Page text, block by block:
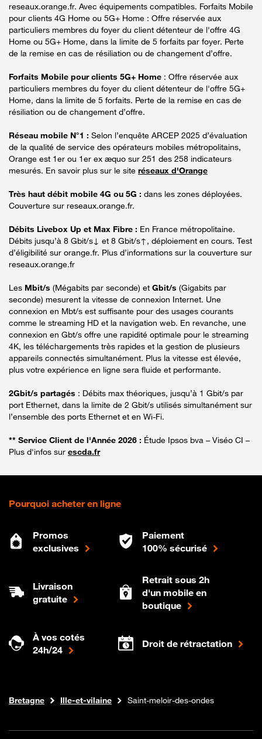
reseaux.orange.fr. Avec équipements compatibles. Forfaits Mobile
pour clients 4G Home ou 5G+ Home : Offre réservée aux
particuliers membres du foyer du client détenteur de l'offre 4G
Home ou 5G+ Home, dans la limite de 5 forfaits par foyer. Perte
de la remise en cas de résiliation ou de changement d’offre.
Forfaits Mobile pour clients 5G+ Home : Offre réservée aux
particuliers membres du foyer du client détenteur de l'offre 5G+
Home, dans la limite de 5 forfaits. Perte de la remise en cas de
résiliation ou de changement d’offre.
Réseau mobile N°1 : Selon l’enquête ARCEP 2025 d’évaluation
de la qualité de service des opérateurs mobiles métropolitains,
Orange est 1er ou 1er ex æquo sur 251 des 258 indicateurs
mesurés. En savoir plus sur le site réseaux d'Orange
Très haut débit mobile 4G ou 5G : dans les zones déployées.
Couverture sur reseaux.orange.fr.
Débits Livebox Up et Max Fibre : En France métropolitaine.
Débits jusqu’à 8 Gbit/s↓ et 8 Gbit/s↑, déploiement en cours. Test
d’éligibilité sur orange.fr. Plus d’informations sur la couverture sur
reseaux.orange.fr
Les Mbit/s (Mégabits par seconde) et Gbit/s (Gigabits par
seconde) mesurent la vitesse de connexion Internet. Une
connexion en Mbt/s est suffisante pour des usages courants
comme le streaming HD et la navigation web. En revanche, une
connexion en Gbt/s offre une rapidité optimale pour le streaming
4K, les téléchargements très rapides et la gestion de plusieurs
appareils connectés simultanément. Plus la vitesse est élevée,
plus votre expérience en ligne sera fluide et performante.
2Gbit/s partagés : Débits max théoriques, jusqu’à 1 Gbit/s par
port Ethernet, dans la limite de 2 Gbit/s utilisés simultanément sur
l’ensemble des ports Ethernet et en Wi-Fi.
** Service Client de l'Année 2026 : Étude Ipsos bva – Viséo CI –
Plus d'infos sur escda.fr
Pourquoi acheter en ligne
Promos
exclusives
Paiement
100% sécurisé
Livraison
gratuite
Retrait sous 2h
d'un mobile en
boutique
À vos cotés
24h/24
Droit de rétractation
Boutique Orange
Internet fibre
Bretagne Ille-et-vilaine Saint-meloir-des-ondes